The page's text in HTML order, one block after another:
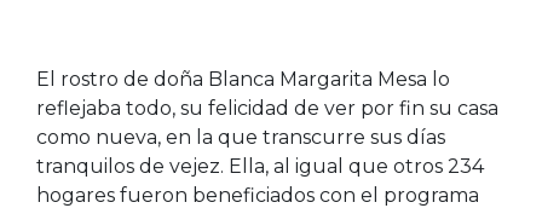
El rostro de doña Blanca Margarita Mesa lo
reflejaba todo, su felicidad de ver por fin su casa
como nueva, en la que transcurre sus días
tranquilos de vejez. Ella, al igual que otros 234
hogares fueron beneficiados con el programa